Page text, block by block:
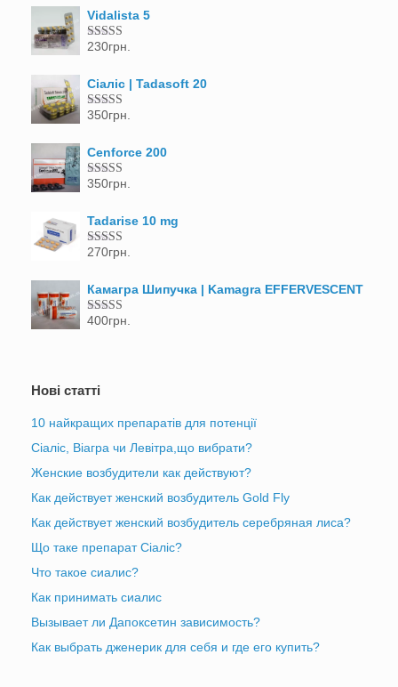
Vidalista 5
Оцінено в
230грн.
Сіаліс | Tadasoft 20
Оцінено в
350грн.
Cenforce 200
Оцінено в
350грн.
Tadarise 10 mg
Оцінено в
270грн.
Камагра Шипучка | Kamagra EFFERVESCENT
Оцінено в
400грн.
Нові статті
10 найкращих препаратів для потенції
Сіаліс, Віагра чи Левітра,що вибрати?
Женские возбудители как действуют?
Как действует женский возбудитель Gold Fly
Как действует женский возбудитель серебряная лиса?
Що таке препарат Сіаліс?
Что такое сиалис?
Как принимать сиалис
Вызывает ли Дапоксетин зависимость?
Как выбрать дженерик для себя и где его купить?